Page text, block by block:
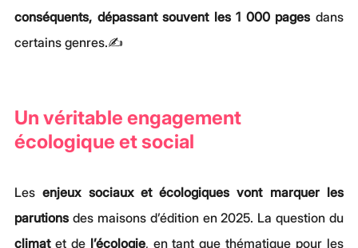
conséquents, dépassant souvent les 1 000 pages dans
certains genres.✍️
Un véritable engagement
écologique et social
Les enjeux sociaux et écologiques vont marquer les
parutions
climat et de l’écologie, en tant que thématique pour les